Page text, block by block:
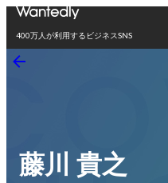
400万人が利用するビジネスSNS
藤川 貴之